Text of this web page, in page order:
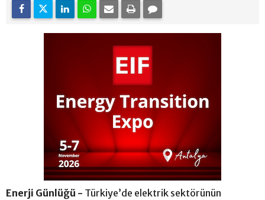
Enerji Günlüğü - Türkiye’de elektrik sektörünün